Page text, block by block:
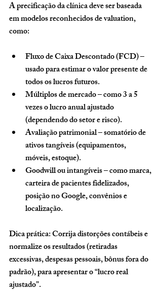
A precificação da clínica deve ser baseada
em modelos reconhecidos de valuation,
como:
Fluxo de Caixa Descontado (FCD) –
usado para estimar o valor presente de
todos os lucros futuros.
Múltiplos de mercado – como 3 a 5
vezes o lucro anual ajustado
(dependendo do setor e risco).
Avaliação patrimonial – somatório de
ativos tangíveis (equipamentos,
móveis, estoque).
Goodwill ou intangíveis – como marca,
carteira de pacientes fidelizados,
posição no Google, convênios e
localização.
Dica prática: Corrija distorções contábeis e
normalize os resultados (retiradas
excessivas, despesas pessoais, bônus fora do
padrão), para apresentar o “lucro real
ajustado”.